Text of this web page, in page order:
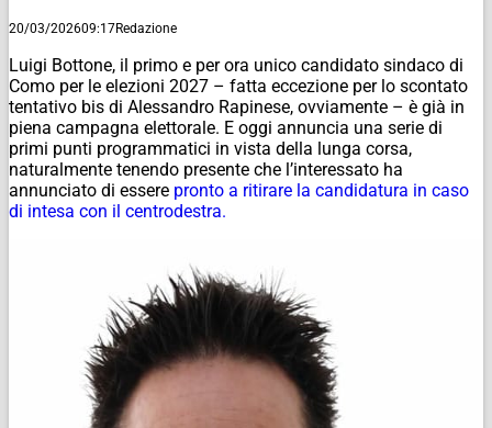
20/03/202609:17Redazione
Luigi Bottone, il primo e per ora unico candidato sindaco di
Como per le elezioni 2027 – fatta eccezione per lo scontato
tentativo bis di Alessandro Rapinese, ovviamente – è già in
piena campagna elettorale. E oggi annuncia una serie di
primi punti programmatici in vista della lunga corsa,
naturalmente tenendo presente che l’interessato ha
annunciato di essere pronto a ritirare la candidatura in caso
di intesa con il centrodestra.